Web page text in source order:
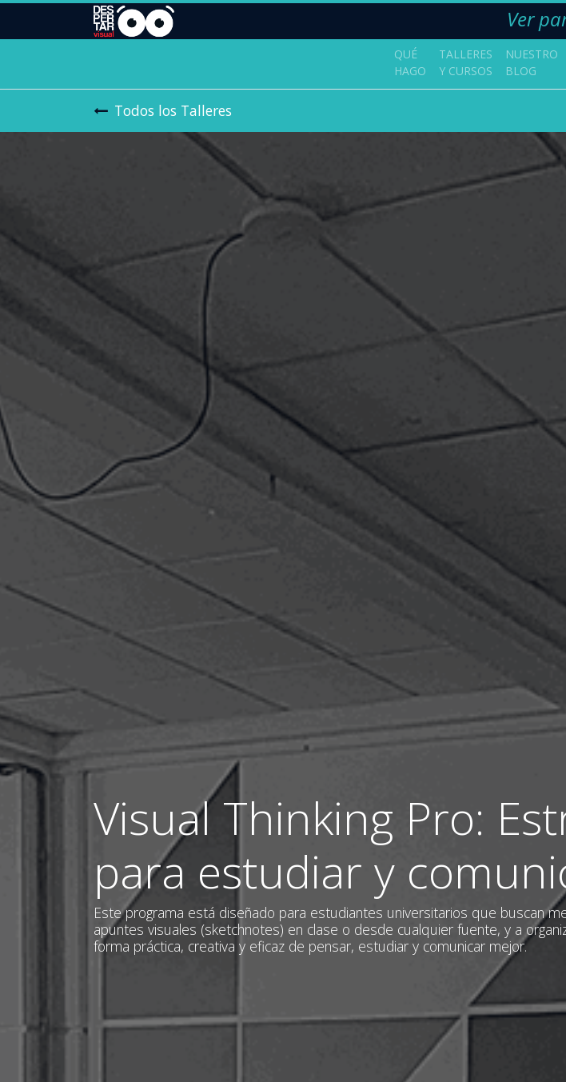
Ver
QUÉ
HAGO
TALLERES
Y CURSOS
NUESTRO
BLOG
Todos los Talleres
Visual Thinking Pro:
para estudiar y
Este programa está diseñado para estudiantes universitarios que buscan
apuntes visuales (sketchnotes) en clase o desde cualquier fuente, y a
forma práctica, creativa y eficaz de pensar, estudiar y comunicar mejor.